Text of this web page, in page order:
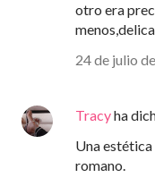
otro era
24 de julio
Tracyha
Una
romano.